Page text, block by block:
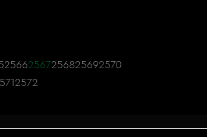
25662567256825692570
2572